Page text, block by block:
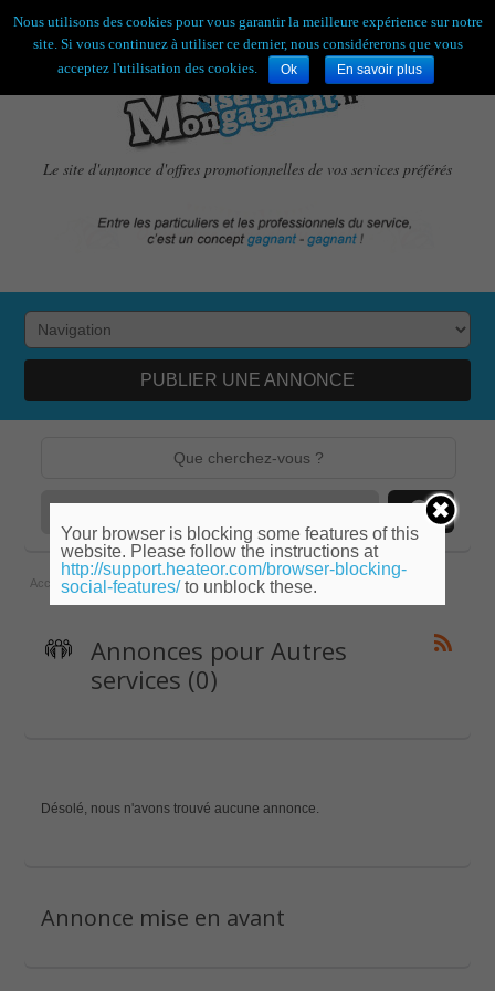
Bienvenue,visiteur ![S'enregistrer|Connexion]
Le site d'annonce d'offres promotionnelles de vos services préférés
PUBLIER UNE ANNONCE
Accueil » Pays-de-la-Loire » Sarthe » Autres services
Annonces pour Autres
services (0)
Désolé, nous n'avons trouvé aucune annonce.
Annonce mise en avant
Nous utilisons des cookies pour vous garantir la meilleure expérience sur notre
site. Si vous continuez à utiliser ce dernier, nous considérerons que vous
acceptez l'utilisation des cookies.
Ok En savoir plus
Your browser is blocking some features of this
website. Please follow the instructions at
http://support.heateor.com/browser-blocking-
social-features/to unblock these.